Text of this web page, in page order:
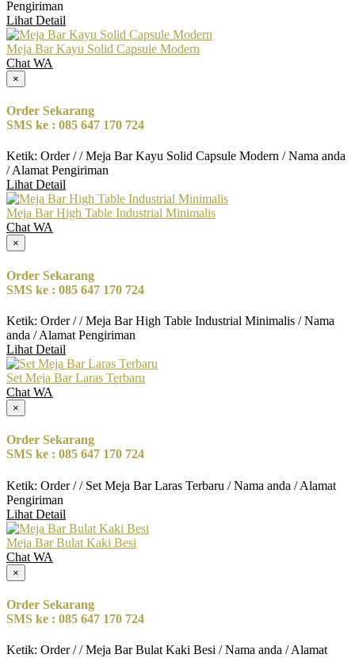
Pengiriman
Lihat Detail
Meja Bar Kayu Solid Capsule Modern
Chat WA
×
Order Sekarang
SMS ke : 085 647 170 724
Ketik: Order / / Meja Bar Kayu Solid Capsule Modern / Nama anda
/ Alamat Pengiriman
Lihat Detail
Meja Bar High Table Industrial Minimalis
Chat WA
×
Order Sekarang
SMS ke : 085 647 170 724
Ketik: Order / / Meja Bar High Table Industrial Minimalis / Nama
anda / Alamat Pengiriman
Lihat Detail
Set Meja Bar Laras Terbaru
Chat WA
×
Order Sekarang
SMS ke : 085 647 170 724
Ketik: Order / / Set Meja Bar Laras Terbaru / Nama anda / Alamat
Pengiriman
Lihat Detail
Meja Bar Bulat Kaki Besi
Chat WA
×
Order Sekarang
SMS ke : 085 647 170 724
Ketik: Order / / Meja Bar Bulat Kaki Besi / Nama anda / Alamat